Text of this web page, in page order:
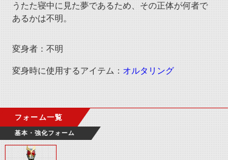
うたた寝中に見た夢であるため、その正体が何者で
あるかは不明。
変身者：不明
変身時に使用するアイテム： オルタリング
フォーム一覧
基本・強化フォーム